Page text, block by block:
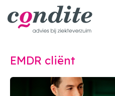
EMDR cliënt